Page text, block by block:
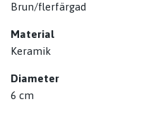
Brun/flerfärgad
Material
Keramik
Diameter
6 cm